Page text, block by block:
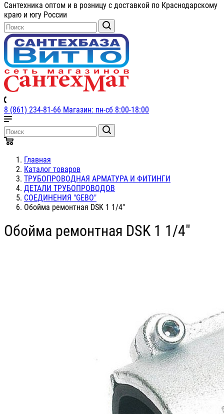
Сантехника оптом и в розницу с доставкой по Краснодарскому
краю и югу России
8 (861) 234-81-66 Магазин: пн-сб 8:00-18:00
Главная
Каталог товаров
ТРУБОПРОВОДНАЯ АРМАТУРА И ФИТИНГИ
ДЕТАЛИ ТРУБОПРОВОДОВ
СОЕДИНЕНИЯ "GEBO"
Обойма ремонтная DSK 1 1/4"
Обойма ремонтная DSK 1 1/4"